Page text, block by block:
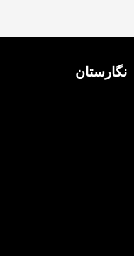
نگارستان